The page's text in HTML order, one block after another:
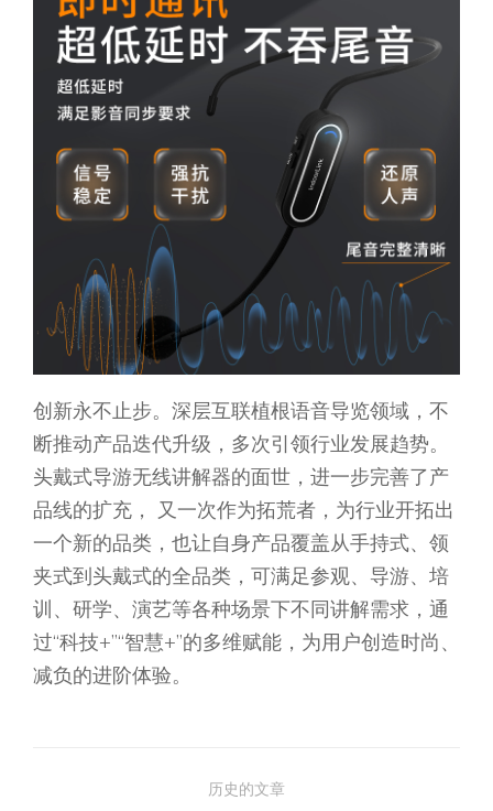
创新永不止步。深层互联植根语音导览领域，不
断推动产品迭代升级，多次引领行业发展趋势。
头戴式导游无线讲解器的面世，进一步完善了产
品线的扩充， 又一次作为拓荒者，为行业开拓出
一个新的品类，也让自身产品覆盖从手持式、领
夹式到头戴式的全品类，可满足参观、导游、培
训、研学、演艺等各种场景下不同讲解需求，通
过“科技+”“智慧+”的多维赋能，为用户创造时尚、
减负的进阶体验。
历史的文章